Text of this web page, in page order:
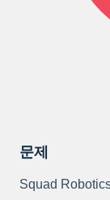
문제
Squad